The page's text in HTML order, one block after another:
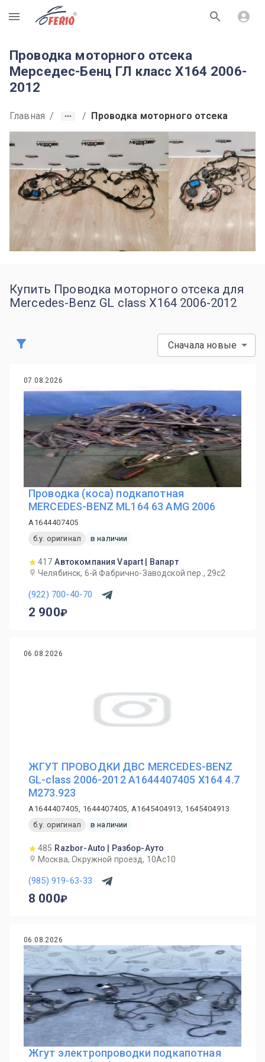
R
Проводка моторного отсека
Мерседес-Бенц ГЛ класс X164 2006-
2012
Главная / / Проводка моторного отсека
Купить Проводка моторного отсека для
Mercedes-Benz GL class X164 2006-2012
Сначала новые
07.08.2026
Проводка (коса) подкапотная
MERCEDES-BENZ ML164 63 AMG 2006
A1644407405
б.у. оригинал
в наличии
417 Автокомпания Vapart | Вапарт
Челябинск, 6-й Фабрично-Заводской пер., 29с2
(922) 700-40-70
2 900
06.08.2026
ЖГУТ ПРОВОДКИ ДВС MERCEDES-BENZ
GL-class 2006-2012 A1644407405 X164 4.7
M273.923
A1644407405, 1644407405, A1645404913, 1645404913
б.у. оригинал
в наличии
485 Razbor-Auto | Разбор-Ауто
Москва, Окружной проезд, 10Ас10
(985) 919-63-33
8 000
06.08.2026
Жгут электропроводки подкапотная